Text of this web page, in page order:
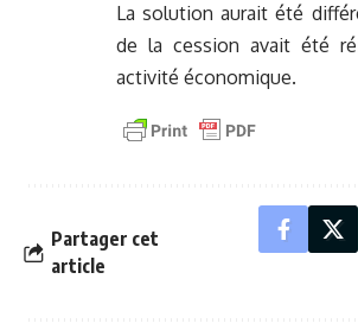
La solution aurait été
de la cession avait été
activité économique.
Partager cet
article